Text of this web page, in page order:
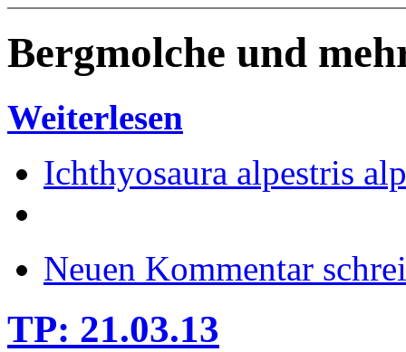
Bergmolche und
Weiterlesen
Ichthyosaura alpestris
Neuen Kommentar
TP: 21.03.13